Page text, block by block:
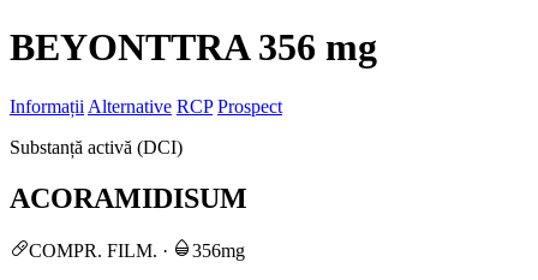
BEYONTTRA 356 mg
Informații Alternative RCP Prospect
Substanță activă (DCI)
ACORAMIDISUM
COMPR. FILM. · 356mg